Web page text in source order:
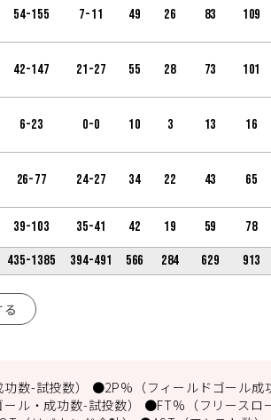
54-155 7-11 49 26 83 109
42-147 21-27 55 28 73 101
6-23 0-0 10 3 13 16
26-77 24-27 34 22 43 65
39-103 35-41 42 19 59 78
435-1385 394-491 566 284 629 913
数-試投数） ●2P%（フィールドゴール成
ル・成功数-試投数） ●FT%（フリースロ